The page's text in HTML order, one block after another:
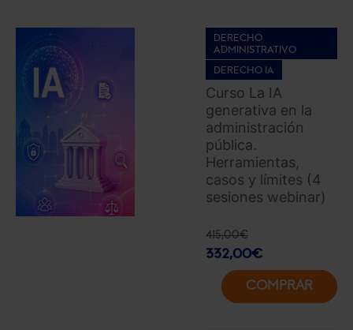
DERECHO
ADMINISTRATIVO
DERECHO IA
Curso La IA
generativa en la
administración
pública.
Herramientas,
casos y límites (4
sesiones webinar)
415,00€
332,00€
COMPRAR